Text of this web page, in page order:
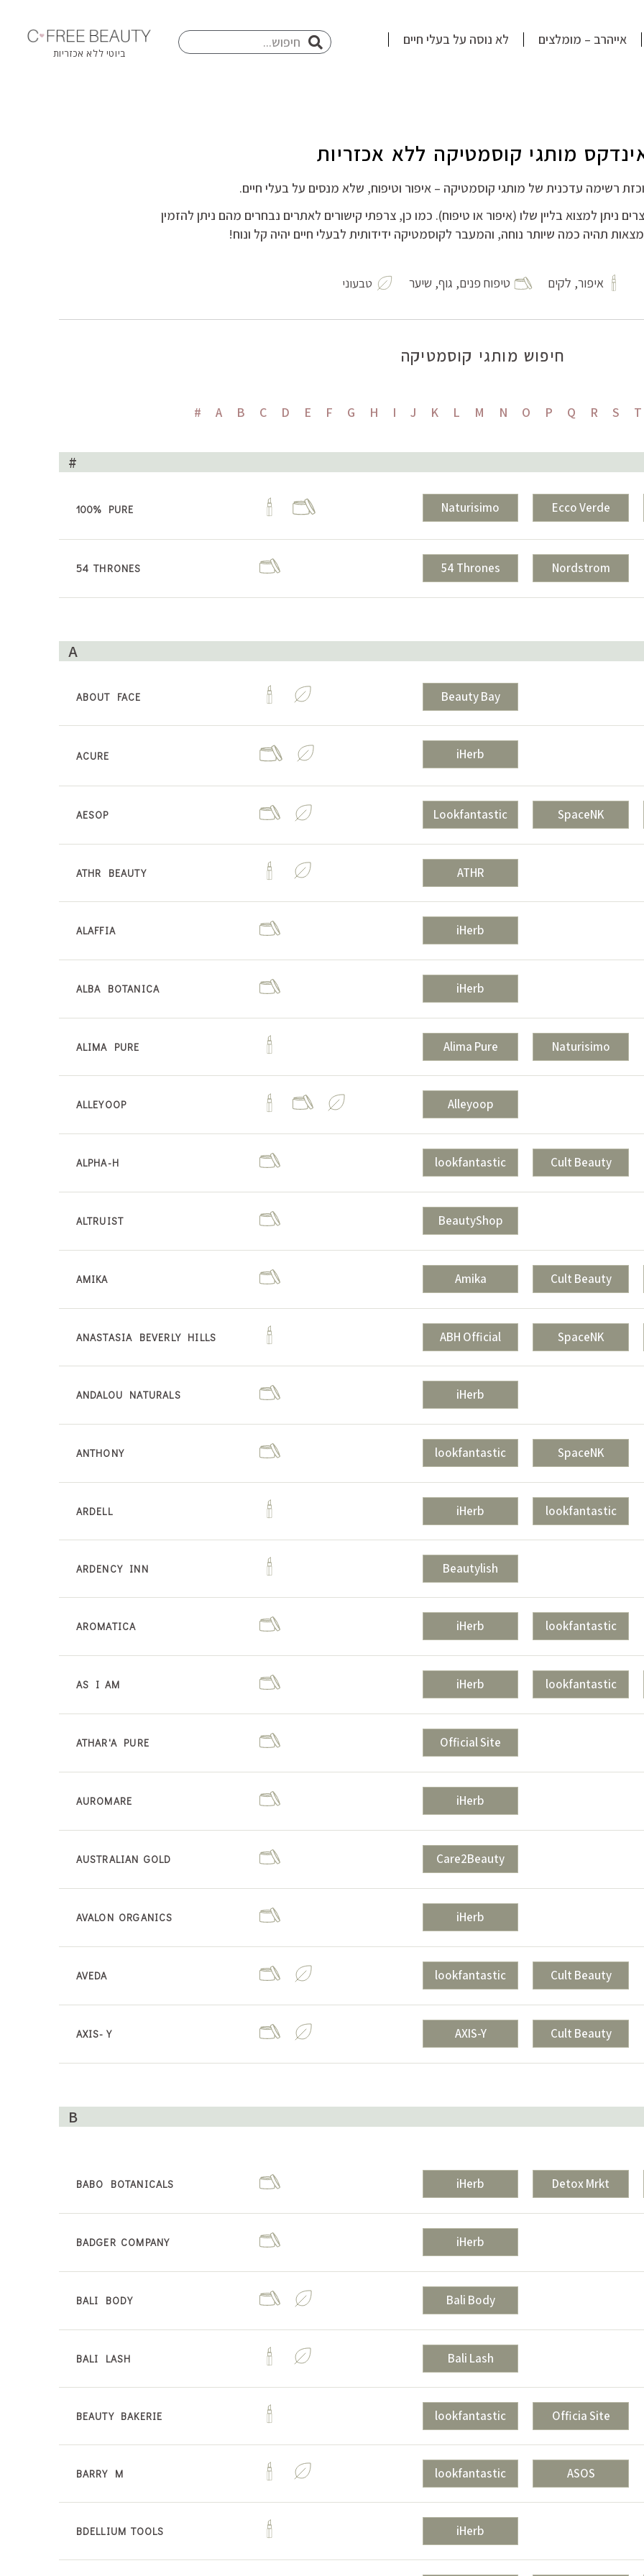
אייהרב – מומלצים
לא נוסה על בעלי חיים
ביוטי ללא אכזריות
מותגי קוסמטיקה ללא אכזריות
רשימה עדכנית של מותגי קוסמטיקה – איפור וטיפוח, שלא מנסים על בעלי חיים.
ניתן למצוא בליין שלו (איפור או טיפוח). כמו כן, צרפתי קישורים לאתרים נבחרים מהם ניתן להזמין
תהיה כמה שיותר נוחה, והמעבר לקוסמטיקה ידידותית לבעלי חיים יהיה קל ונוח!
איפור, לקים טיפוח פנים, גוף, שיער טבעוני
חיפוש מותגי קוסמטיקה
T
S
R
Q
P
O
N
M
L
K
J
I
H
G
F
E
D
C
B
A
#
#
Ecco Verde
Naturisimo
100% PURE
Nordstrom
54 Thrones
54 THRONES
A
Beauty Bay
ABOUT FACE
iHerb
ACURE
SpaceNK
Lookfantastic
AESOP
ATHR
ATHR BEAUTY
iHerb
ALAFFIA
iHerb
ALBA BOTANICA
Naturisimo
Alima Pure
ALIMA PURE
Alleyoop
ALLEYOOP
Cult Beauty
lookfantastic
ALPHA-H
BeautyShop
ALTRUIST
Cult Beauty
Amika
AMIKA
SpaceNK
ABH Official
ANASTASIA BEVERLY HILLS
iHerb
ANDALOU NATURALS
SpaceNK
lookfantastic
ANTHONY
lookfantastic
iHerb
ARDELL
Beautylish
ARDENCY INN
lookfantastic
iHerb
AROMATICA
lookfantastic
iHerb
AS I AM
Official Site
ATHAR'A PURE
iHerb
AUROMARE
Care2Beauty
AUSTRALIAN GOLD
iHerb
AVALON ORGANICS
Cult Beauty
lookfantastic
AVEDA
Cult Beauty
AXIS-Y
AXIS-Y
B
Detox Mrkt
iHerb
BABO BOTANICALS
iHerb
BADGER COMPANY
Bali Body
BALI BODY
Bali Lash
BALI LASH
Officia Site
lookfantastic
BEAUTY BAKERIE
ASOS
lookfantastic
BARRY M
iHerb
BDELLIUM TOOLS